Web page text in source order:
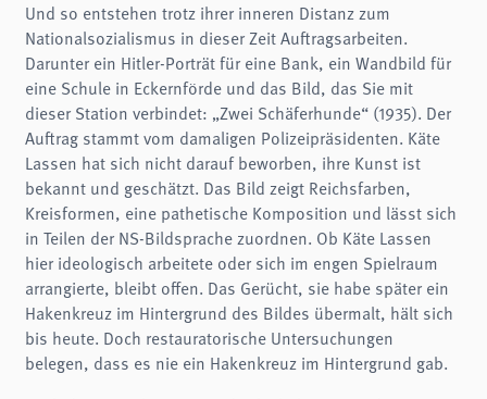
Und so entstehen trotz ihrer inneren Distanz zum
Nationalsozialismus in dieser Zeit Auftragsarbeiten.
Darunter ein Hitler-Porträt für eine Bank, ein Wandbild für
eine Schule in Eckernförde und das Bild, das Sie mit
dieser Station verbindet: „Zwei Schäferhunde“ (1935). Der
Auftrag stammt vom damaligen Polizeipräsidenten. Käte
Lassen hat sich nicht darauf beworben, ihre Kunst ist
bekannt und geschätzt. Das Bild zeigt Reichsfarben,
Kreisformen, eine pathetische Komposition und lässt sich
in Teilen der NS-Bildsprache zuordnen. Ob Käte Lassen
hier ideologisch arbeitete oder sich im engen Spielraum
arrangierte, bleibt offen. Das Gerücht, sie habe später ein
Hakenkreuz im Hintergrund des Bildes übermalt, hält sich
bis heute. Doch restauratorische Untersuchungen
belegen, dass es nie ein Hakenkreuz im Hintergrund gab.